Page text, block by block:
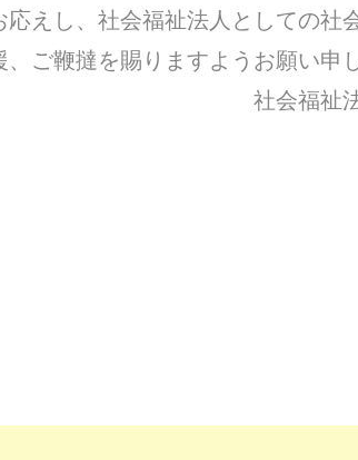
えし、社会福祉法人としての社
ご鞭撻を賜りますようお願い申
社会福祉